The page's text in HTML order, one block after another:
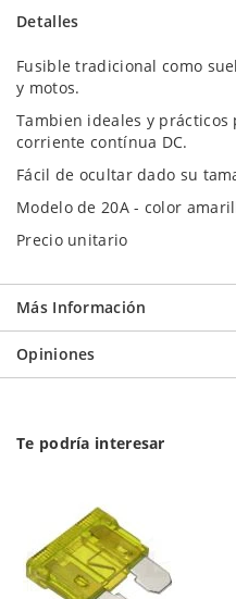
Detalles
Fusible tradicional como
y motos.
Tambien ideales y
corriente contínua DC.
Fácil de ocultar dado su
Modelo de 20A - color
Precio unitario
Más Información
Opiniones
Te podría interesar